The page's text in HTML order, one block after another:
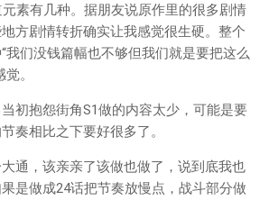
素有几种。据朋友说原作里的很多剧情
方剧情转折确实让我感觉很生硬。整个
我们没钱篇幅也不够但我们就是要把这么
。
初抱怨街角S1做的内容太少，可能是要
奏相比之下要好很多了。
通，该亲亲了该做也做了，说到底我也
是做成24话把节奏放慢点，战斗部分做